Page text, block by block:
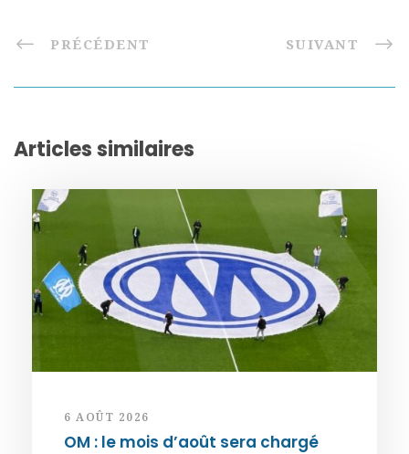
PRÉCÉDENT SUIVANT
Articles similaires
6 AOÛT 2026
OM : le mois d’août sera chargé